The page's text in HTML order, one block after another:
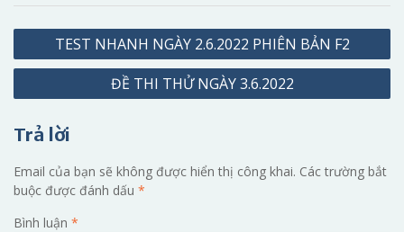
Điều
hướng
TEST NHANH NGÀY 2.6.2022 PHIÊN BẢN F2
ĐỀ THI THỬ NGÀY 3.6.2022
Trả lời
Email của bạn sẽ không được hiển thị công khai. Các trường bắt
buộc được đánh dấu *
Bình luận *